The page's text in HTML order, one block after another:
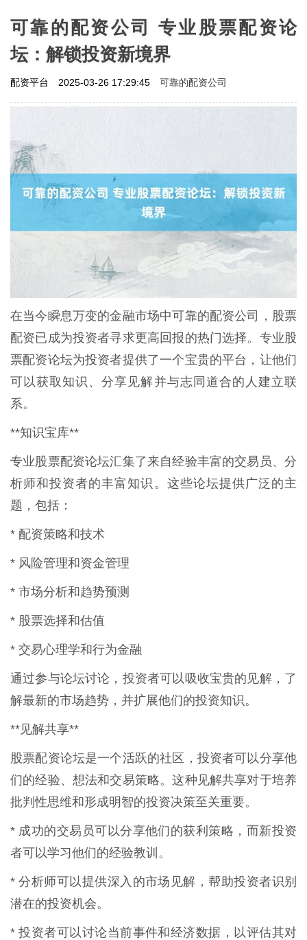
可靠的配资公司 专业股票配资论
坛：解锁投资新境界
配资平台 2025-03-26 17:29:45 可靠的配资公司
在当今瞬息万变的金融市场中可靠的配资公司，股票
配资已成为投资者寻求更高回报的热门选择。专业股
票配资论坛为投资者提供了一个宝贵的平台，让他们
可以获取知识、分享见解并与志同道合的人建立联
系。
**知识宝库**
专业股票配资论坛汇集了来自经验丰富的交易员、分
析师和投资者的丰富知识。这些论坛提供广泛的主
题，包括：
* 配资策略和技术
* 风险管理和资金管理
* 市场分析和趋势预测
* 股票选择和估值
* 交易心理学和行为金融
通过参与论坛讨论，投资者可以吸收宝贵的见解，了
解最新的市场趋势，并扩展他们的投资知识。
**见解共享**
股票配资论坛是一个活跃的社区，投资者可以分享他
们的经验、想法和交易策略。这种见解共享对于培养
批判性思维和形成明智的投资决策至关重要。
* 成功的交易员可以分享他们的获利策略，而新投资
者可以学习他们的经验教训。
* 分析师可以提供深入的市场见解，帮助投资者识别
潜在的投资机会。
* 投资者可以讨论当前事件和经济数据，以评估其对